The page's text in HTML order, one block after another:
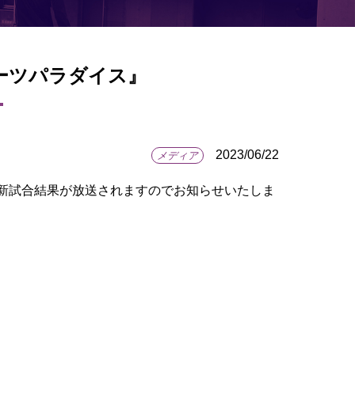
パラダイス』
メディア 2023/06/22
合結果が放送されますのでお知らせいたしま